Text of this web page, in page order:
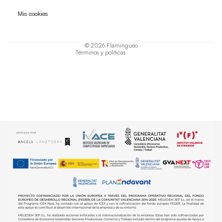
Mis cookies
© 2026 Flamingueo
Términos y políticas